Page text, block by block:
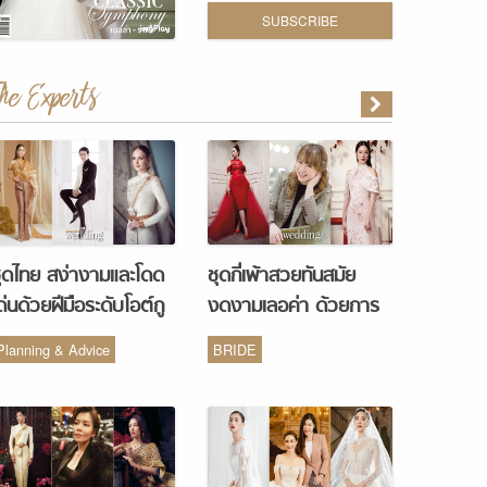
SUBSCRIBE
Experts
ไทย สง่างามและโดด
นด้วยฝีมือระดับโอต์กู
จากห้องเสื้อ Vanus
& Advice
ชุดกี่เพ้าสวยทันสมัย
งดงามเลอค่า ด้วยการ
รังสรรค์จากห้องเสื้อ
Monique Wedding
BRIDE